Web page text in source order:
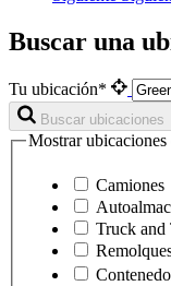
Buscar una
Tu ubicación*
Buscar ubicaciones
Mostrar ubicaciones
Camiones
Truck and